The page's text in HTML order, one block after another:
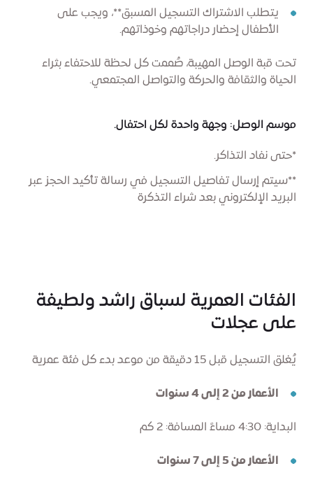
يتطلب الاشتراك التسجيل المسبق**، ويجب على
الأطفال إحضار دراجاتهم وخوذاتهم.
تحت قبة الوصل المهيبة، صُممت كل لحظة للاحتفاء بثراء
الحياة والثقافة والحركة والتواصل المجتمعي.
موسم الوصل: وجهة واحدة لكل احتفال.
*حتى نفاد التذاكر.
**سيتم إرسال تفاصيل التسجيل في رسالة تأكيد الحجز عبر
البريد الإلكتروني بعد شراء التذكرة
الفئات العمرية لسباق راشد ولطيفة
على عجلات
يُغلق التسجيل قبل 15 دقيقة من موعد بدء كل فئة عمرية
الأعمار من 2 إلى 4 سنوات
البداية: 4:30 مساءً المسافة: 2 كم
الأعمار من 5 إلى 7 سنوات